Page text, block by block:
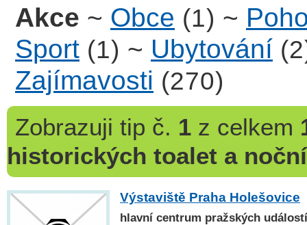
Akce ~ Obce (1) ~
Sport (1) ~ Ubytování
Zajímavosti (270)
Zobrazuji tip č. 1z celkem
historických toalet a
Výstaviště Praha Holešovice
hlavní centrum pražských událostí